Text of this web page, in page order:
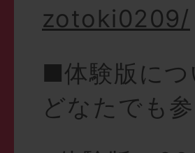
zotoki0209/
■体験版につ
どなたでも